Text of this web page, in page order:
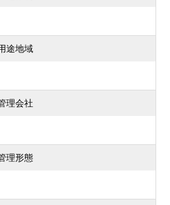
途地域
理会社
理形態